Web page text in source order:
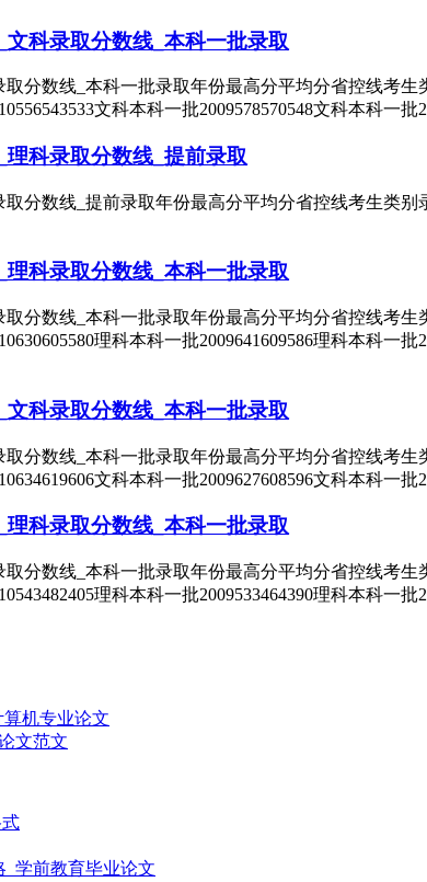
科录取分数线_本科一批录取
分数线_本科一批录取年份最高分平均分省控线考生
文科本科一批2009578570548文科本科一
科录取分数线_提前录取
分数线_提前录取年份最高分平均分省控线考生类别
科录取分数线_本科一批录取
分数线_本科一批录取年份最高分平均分省控线考生
理科本科一批2009641609586理科本科一
科录取分数线_本科一批录取
分数线_本科一批录取年份最高分平均分省控线考生
文科本科一批2009627608596文科本科一
科录取分数线_本科一批录取
分数线_本科一批录取年份最高分平均分省控线考生
理科本科一批2009533464390理科本科一
算机专业论文
文范文
学前教育毕业论文